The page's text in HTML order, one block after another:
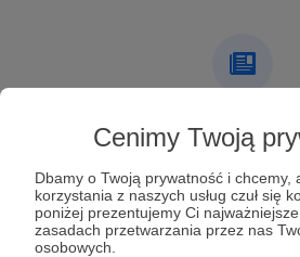
Cenimy Twoją
Dbamy o Twoją prywatność i chcemy,
korzystania z naszych usług czuł się
poniżej prezentujemy Ci
zasadach przetwarzania przez nas
osobowych.
Lista postów
Autor nie dodał jeszcze